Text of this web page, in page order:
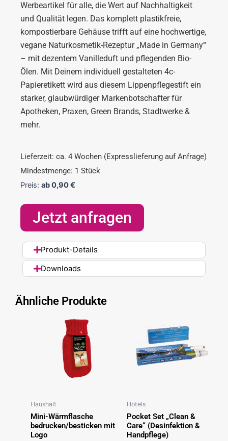
Werbeartikel für alle, die Wert auf Nachhaltigkeit
und Qualität legen. Das komplett plastikfreie,
kompostierbare Gehäuse trifft auf eine hochwertige,
vegane Naturkosmetik-Rezeptur „Made in Germany“
– mit dezentem Vanilleduft und pflegenden Bio-
Ölen. Mit Deinem individuell gestalteten 4c-
Papieretikett wird aus diesem Lippenpflegestift ein
starker, glaubwürdiger Markenbotschafter für
Apotheken, Praxen, Green Brands, Stadtwerke &
mehr.
Lieferzeit: ca. 4 Wochen (Expresslieferung auf Anfrage)
Mindestmenge: 1 Stück
Preis: ab0,90€
Jetzt anfragen
Produkt-Details
Downloads
Ähnliche Produkte
Haushalt
Mini-Wärmflasche
bedrucken/besticken mit
Logo
Hotels
Pocket Set „Clean &
Care“ (Desinfektion &
Handpflege)